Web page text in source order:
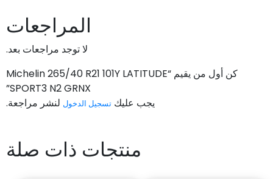
المراجعات
لا توجد مراجعات بعد.
كن أول من يقيم “Michelin 265/40 R21 101Y LATITUDE
SPORT3 N2 GRNX”
يجب عليك تسجيل الدخول لنشر مراجعة.
منتجات ذات صلة